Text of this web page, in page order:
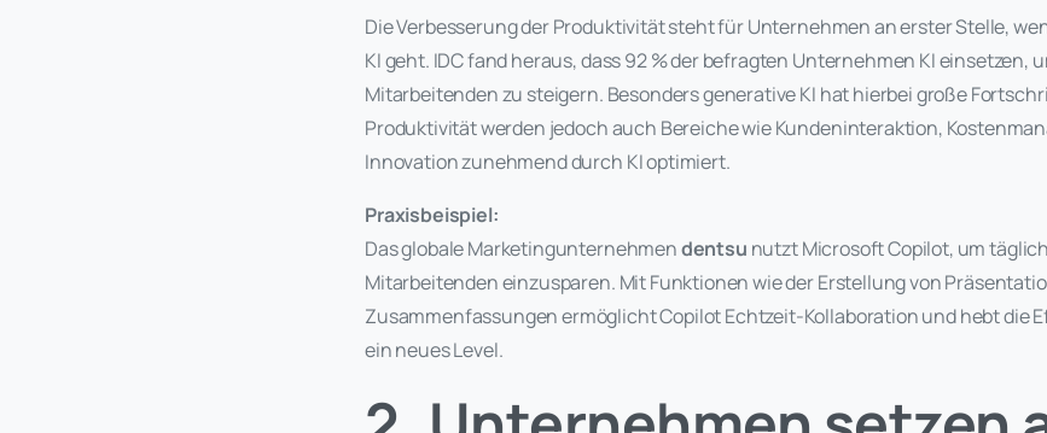
Die Verbesserung der Produktivität steht für Unternehmen an erster Stelle,
KI geht. IDC fand heraus, dass 92 % der befragten Unternehmen KI einsetzen,
Mitarbeitenden zu steigern. Besonders generative KI hat hierbei große
Produktivität werden jedoch auch Bereiche wie Kundeninteraktion,
Innovation zunehmend durch KI optimiert.
Praxisbeispiel:
Das globale Marketingunternehmendentsu nutzt Microsoft Copilot, um
Mitarbeitenden einzusparen. Mit Funktionen wie der Erstellung von
Zusammenfassungen ermöglicht Copilot Echtzeit-Kollaboration und hebt die
ein neues Level.